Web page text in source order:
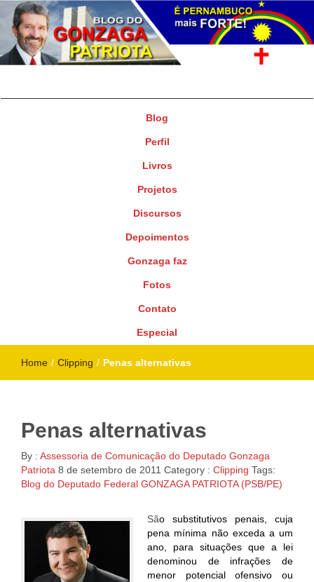
Blog
Perfil
Livros
Projetos
Discursos
Depoimentos
Gonzaga faz
Fotos
Contato
Especial
Home / Clipping / Penas alternativas
Penas alternativas
By : Assessoria de Comunicação do Deputado Gonzaga
Patriota 8 de setembro de 2011 Category : Clipping Tags:
Blog do Deputado Federal GONZAGA PATRIOTA (PSB/PE)
São substitutivos penais, cuja
pena mínima não exceda a um
ano, para situações que a lei
denominou de infrações de
menor potencial ofensivo ou